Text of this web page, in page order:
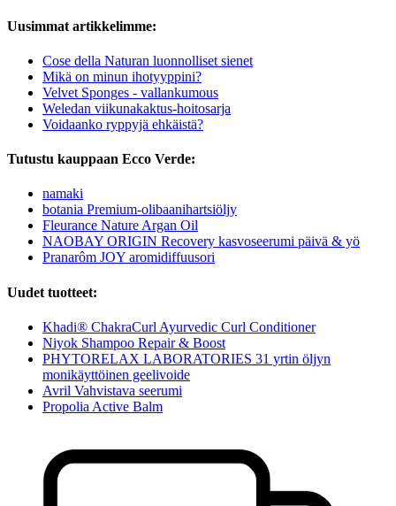
Uusimmat artikkelimme:
Cose della Naturan luonnolliset sienet
Mikä on minun ihotyyppini?
Velvet Sponges - vallankumous
Weledan viikunakaktus-hoitosarja
Voidaanko ryppyjä ehkäistä?
Tutustu kauppaan Ecco Verde:
namaki
botania Premium-olibaanihartsiöljy
Fleurance Nature Argan Oil
NAOBAY ORIGIN Recovery kasvoseerumi päivä & yö
Pranarôm JOY aromidiffuusori
Uudet tuotteet:
Khadi® ChakraCurl Ayurvedic Curl Conditioner
Niyok Shampoo Repair & Boost
PHYTORELAX LABORATORIES 31 yrtin öljyn
monikäyttöinen geelivoide
Avril Vahvistava seerumi
Propolia Active Balm